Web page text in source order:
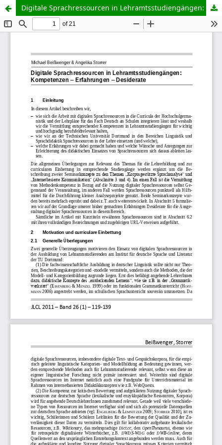
Digitale Sprachressourcen in Lehramtsstudiengängen: Kompetenzen - Erfahrungen - Desiderate